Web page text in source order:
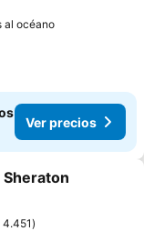
al océanoVer precios
Ver precios
Sheraton
4.451